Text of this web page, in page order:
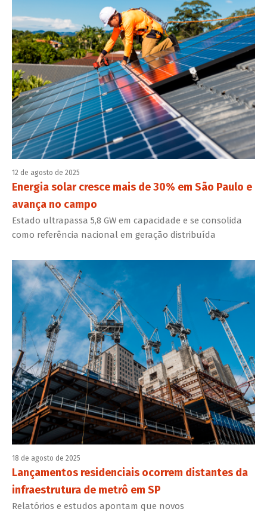
12 de agosto de 2025
Energia solar cresce mais de 30% em São Paulo e
avança no campo
Estado ultrapassa 5,8 GW em capacidade e se consolida
como referência nacional em geração distribuída
18 de agosto de 2025
Lançamentos residenciais ocorrem distantes da
infraestrutura de metrô em SP
Relatórios e estudos apontam que novos